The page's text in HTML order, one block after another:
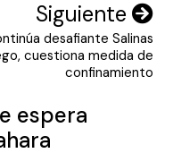
Siguiente
desafiante Salinas
cuestiona medida de
confinamiento
espera